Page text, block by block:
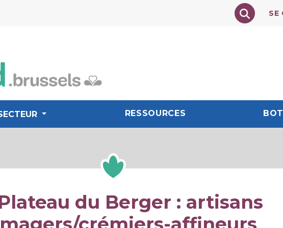
Texte àSE
RESSOURCES
du Berger : artisans